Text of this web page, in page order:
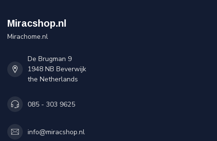
Miracshop.nl
Mirachome.nl
De Brugman 9
1948 NB Beverwijk
the Netherlands
085 - 303 9625
info@miracshop.nl